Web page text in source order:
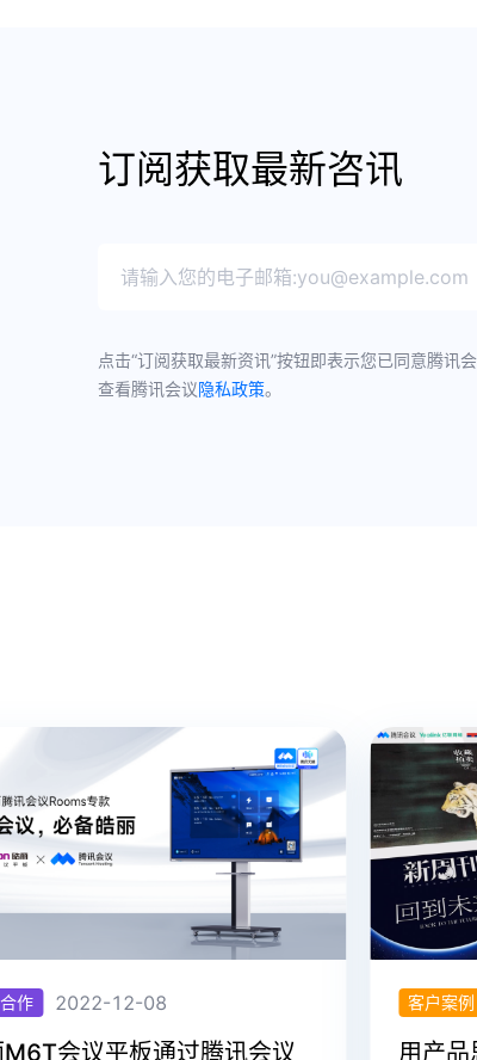
订阅获取最新咨讯
点击“订阅获取最新资讯”按钮即表示您已同意腾讯
查看腾讯会议隐私政策。
2022-12-08
会议平板通过腾讯会议
客户案例
用产品